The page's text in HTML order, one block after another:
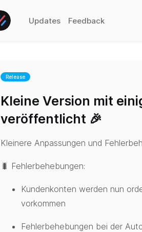
Updates Feedback
Release
Kleine Version mit
veröffentlicht 🎉
Kleinere Anpassungen und
🐛 Fehlerbehebungen:
Kundenkonten werden nun
vorkommen
Fehlerbehebungen bei der